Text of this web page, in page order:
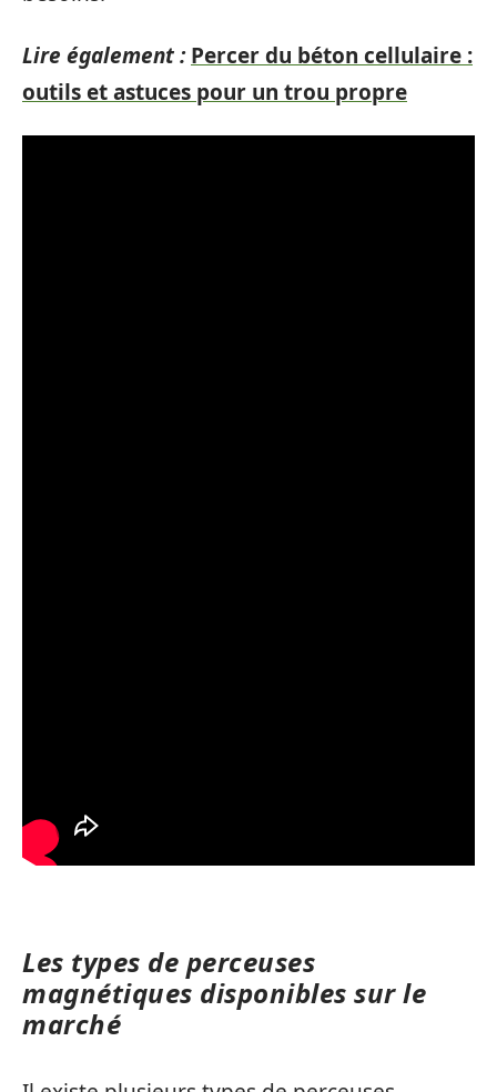
Lire également : Percer du béton cellulaire :
outils et astuces pour un trou propre
Les types de perceuses
magnétiques disponibles sur le
marché